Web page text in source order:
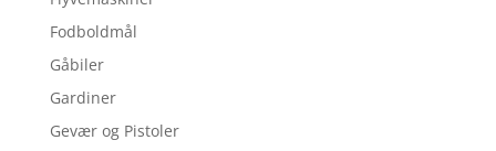
Fodboldmål
Gåbiler
Gardiner
Gevær og Pistoler